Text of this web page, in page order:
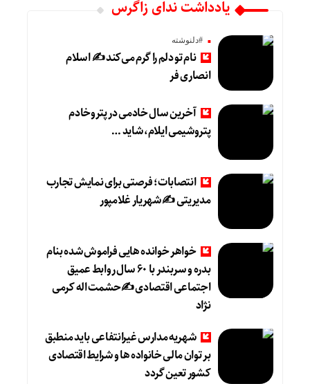
یادداشت ندای زاگرس
#دلنوشته
نام تو دلم را گرم می‌کند ✍️ اسلام
انصاری فر
آخرین سال خادمی در پتروخادم
پتروشیمی ایلام، شاید …
انتصابات؛ فرصتی برای نمایش تجارب
مدیریتی ✍ شهریار غلامپور
خواهر خوانده هایی فراموش شده بنام
بدره و سربندر با ۶۰ سال روابط عمیق
اجتماعی اقتصادی ✍حشمت اله کرمی
نژاد
شهریه مدارس غیرانتفاعی باید منطبق
بر توان مالی خانواده ها و شرایط اقتصادی
کشور تعین گردد